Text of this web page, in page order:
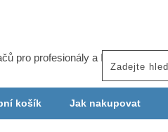
pro profesionály a ISP
košík Jak nakupovat